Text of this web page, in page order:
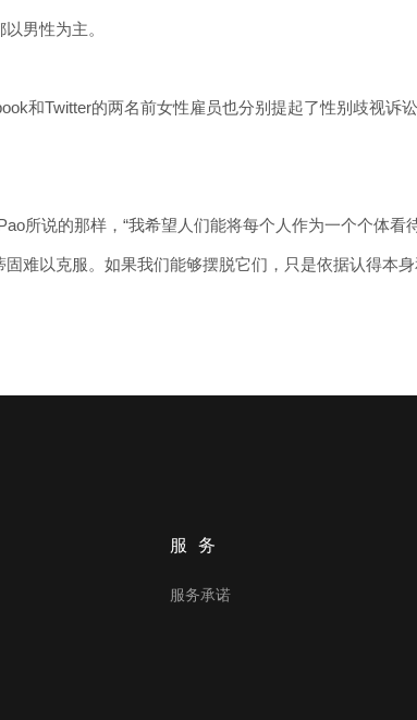
男性为主。
和Twitter的两名前女性雇员也分别提起了性别歧视诉
所说的那样，“我希望人们能将每个人作为一个个体看
固难以克服。如果我们能够摆脱它们，只是依据认得本
服务
服务承诺